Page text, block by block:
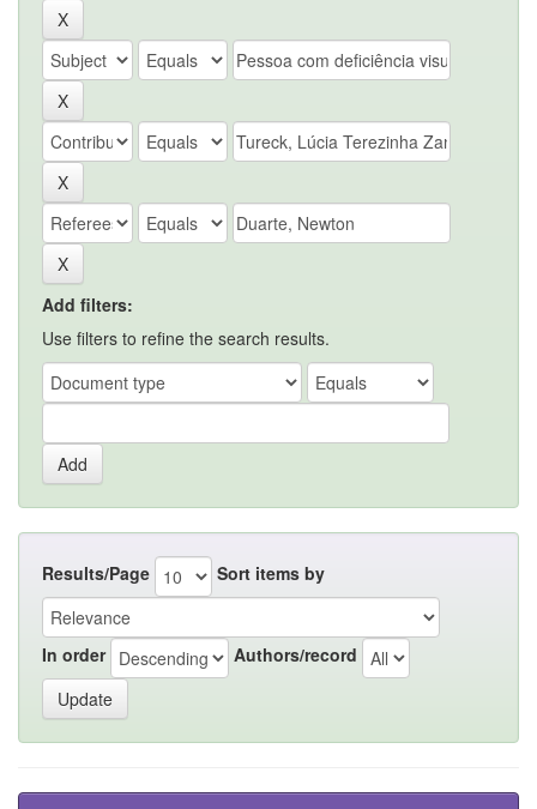
Add filters:
Use filters to refine the search results.
Results/Page Sort items by
In order Authors/record